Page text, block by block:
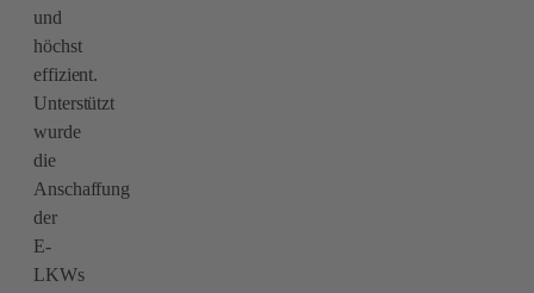
und
höchst
effizient.
Unterstützt
wurde
die
Anschaffung
der
E-
LKWs